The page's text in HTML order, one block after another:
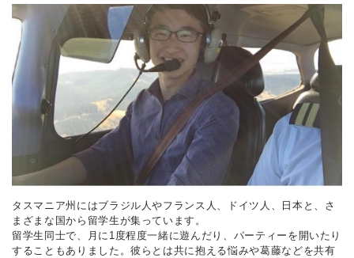
タスマニア州にはブラジル人やフランス人、ドイツ人、日本と、さ
まざまな国から留学生が集っています。
留学生同士で、月に1度程度一緒に遊んだり、パーティーを開いたり
することもありました。彼らとは共に抱える悩みや葛藤などを共有